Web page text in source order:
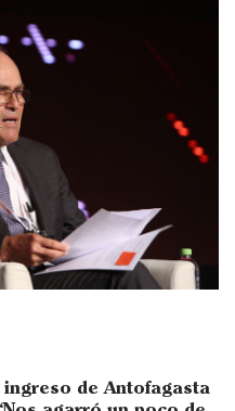
de Antofagasta